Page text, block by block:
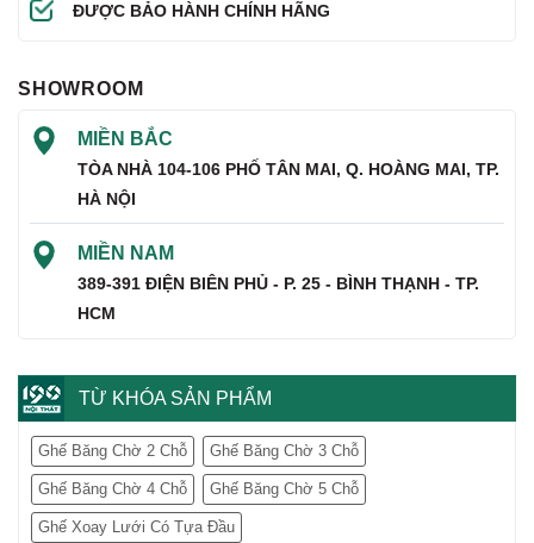
ĐƯỢC BẢO HÀNH CHÍNH HÃNG
SHOWROOM
MIỀN BẮC
TÒA NHÀ 104-106 PHỐ TÂN MAI, Q. HOÀNG MAI, TP.
HÀ NỘI
MIỀN NAM
389-391 ĐIỆN BIÊN PHỦ - P. 25 - BÌNH THẠNH - TP.
HCM
TỪ KHÓA SẢN PHẨM
Ghế Băng Chờ 2 Chỗ Ghế Băng Chờ 3 Chỗ
Ghế Băng Chờ 4 Chỗ Ghế Băng Chờ 5 Chỗ
Ghế Xoay Lưới Có Tựa Đầu